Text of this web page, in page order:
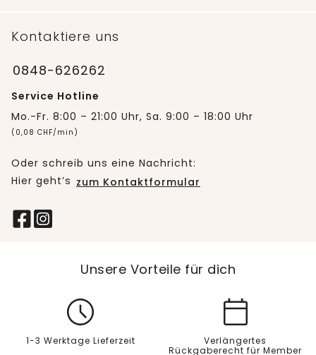
Kontaktiere uns
0848-626262
Service Hotline
Mo.-Fr. 8:00 – 21:00 Uhr, Sa. 9:00 – 18:00 Uhr
(0,08 CHF/min)
Oder schreib uns eine Nachricht:
Hier geht’s zum Kontaktformular
Unsere Vorteile für dich
1-3 Werktage Lieferzeit
Verlängertes
Rückgaberecht für Member